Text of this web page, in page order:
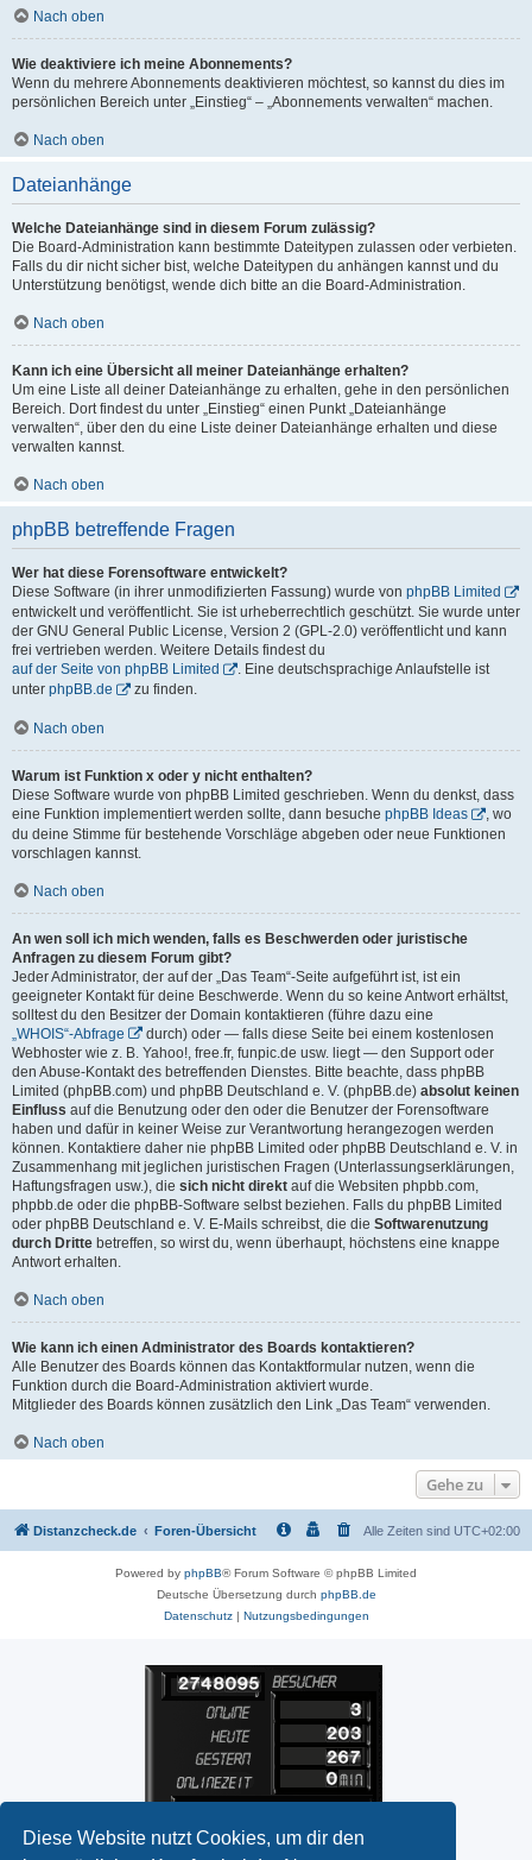
Diese Website nutzt Cookies, um dir den
Nach oben
Wie deaktiviere ich meine Abonnements?
Wenn du mehrere Abonnements deaktivieren möchtest, so kannst du dies im
persönlichen Bereich unter „Einstieg“ – „Abonnements verwalten“ machen.
Nach oben
Dateianhänge
Welche Dateianhänge sind in diesem Forum zulässig?
Die Board-Administration kann bestimmte Dateitypen zulassen oder verbieten.
Falls du dir nicht sicher bist, welche Dateitypen du anhängen kannst und du
Unterstützung benötigst, wende dich bitte an die Board-Administration.
Nach oben
Kann ich eine Übersicht all meiner Dateianhänge erhalten?
Um eine Liste all deiner Dateianhänge zu erhalten, gehe in den persönlichen
Bereich. Dort findest du unter „Einstieg“ einen Punkt „Dateianhänge
verwalten“, über den du eine Liste deiner Dateianhänge erhalten und diese
verwalten kannst.
Nach oben
phpBB betreffende Fragen
Wer hat diese Forensoftware entwickelt?
Diese Software (in ihrer unmodifizierten Fassung) wurde von phpBB Limited
entwickelt und veröffentlicht. Sie ist urheberrechtlich geschützt. Sie wurde unter
der GNU General Public License, Version 2 (GPL-2.0) veröffentlicht und kann
frei vertrieben werden. Weitere Details findest du
auf der Seite von phpBB Limited
. Eine deutschsprachige Anlaufstelle ist
unter phpBB.de zu finden.
Nach oben
Warum ist Funktion x oder y nicht enthalten?
Diese Software wurde von phpBB Limited geschrieben. Wenn du denkst, dass
eine Funktion implementiert werden sollte, dann besuche phpBB Ideas
, wo
du deine Stimme für bestehende Vorschläge abgeben oder neue Funktionen
vorschlagen kannst.
Nach oben
An wen soll ich mich wenden, falls es Beschwerden oder juristische
Anfragen zu diesem Forum gibt?
Jeder Administrator, der auf der „Das Team“-Seite aufgeführt ist, ist ein
geeigneter Kontakt für deine Beschwerde. Wenn du so keine Antwort erhältst,
solltest du den Besitzer der Domain kontaktieren (führe dazu eine
„WHOIS“-Abfrage
durch) oder — falls diese Seite bei einem kostenlosen
Webhoster wie z. B. Yahoo!, free.fr, funpic.de usw. liegt — den Support oder
den Abuse-Kontakt des betreffenden Dienstes. Bitte beachte, dass phpBB
Limited (phpBB.com) und phpBB Deutschland e. V. (phpBB.de) absolut keinen
Einfluss auf die Benutzung oder den oder die Benutzer der Forensoftware
haben und dafür in keiner Weise zur Verantwortung herangezogen werden
können. Kontaktiere daher nie phpBB Limited oder phpBB Deutschland e. V. in
Zusammenhang mit jeglichen juristischen Fragen (Unterlassungserklärungen,
Haftungsfragen usw.), die sich nicht direkt auf die Websiten phpbb.com,
phpbb.de oder die phpBB-Software selbst beziehen. Falls du phpBB Limited
oder phpBB Deutschland e. V. E-Mails schreibst, die die Softwarenutzung
durch Dritte betreffen, so wirst du, wenn überhaupt, höchstens eine knappe
Antwort erhalten.
Nach oben
Wie kann ich einen Administrator des Boards kontaktieren?
Alle Benutzer des Boards können das Kontaktformular nutzen, wenn die
Funktion durch die Board-Administration aktiviert wurde.
Mitglieder des Boards können zusätzlich den Link „Das Team“ verwenden.
Nach oben
Gehe zu
Distanzcheck.de Foren-Übersicht Alle Zeiten sind UTC+02:00
Powered by phpBB® Forum Software © phpBB Limited
Deutsche Übersetzung durch phpBB.de
Datenschutz| Nutzungsbedingungen